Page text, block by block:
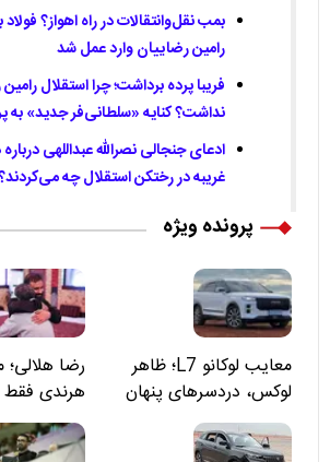
بمب نقل‌وانتقالات در راه اهواز؟ فولاد
رامین رضاییان وارد عمل شد
فریبا پرده برداشت؛ چرا استقلال
نداشت؟ کنایه «سلطانی‌فر جدید» به
غریبه در رختکن استقلال چه
پرونده ویژه
معایب لوکانو L7؛ ظاهر
لوکس، دردسرهای پنهان
رضا
هرندی فقط
مسئولان
علی(ع)» را